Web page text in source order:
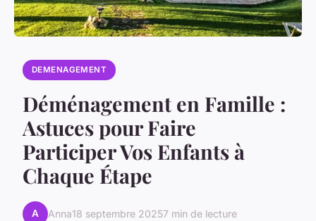
DEMENAGEMENT
Déménagement en Famille :
Astuces pour Faire
Participer Vos Enfants à
Chaque Étape
A Anna18 septembre 20257 min de lecture